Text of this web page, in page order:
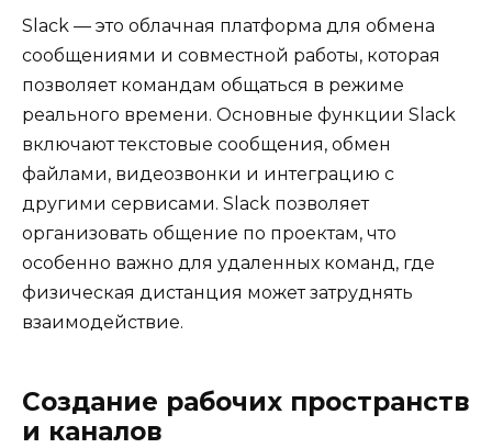
Slack — это облачная платформа для обмена
сообщениями и совместной работы, которая
позволяет командам общаться в режиме
реального времени. Основные функции Slack
включают текстовые сообщения, обмен
файлами, видеозвонки и интеграцию с
другими сервисами. Slack позволяет
организовать общение по проектам, что
особенно важно для удаленных команд, где
физическая дистанция может затруднять
взаимодействие.
Создание рабочих пространств
и каналов